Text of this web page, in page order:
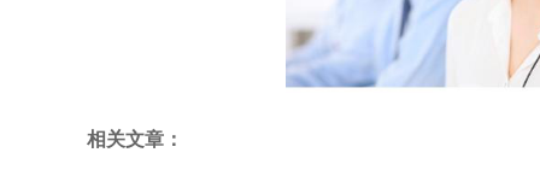
相关文章：